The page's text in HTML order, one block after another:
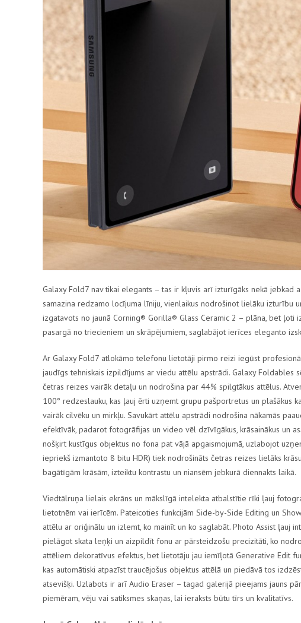
Galaxy Fold7 nav tikai elegants – tas ir kļuvis arī izturīgāks nekā jebkad
samazina redzamo locījuma līniju, vienlaikus nodrošinot lielāku izturību
izgatavots no jaunā Corning® Gorilla® Glass Ceramic 2 – plāna, bet ļoti
pasargā no triecieniem un skrāpējumiem, saglabājot ierīces eleganto
Ar Galaxy Fold7 atlokāmo telefonu lietotāji pirmo reizi iegūst
jaudīgs tehniskais izpildījums ar viedu attēlu apstrādi. Galaxy Foldables
četras reizes vairāk detaļu un nodrošina par 44% spilgtākus attēlus.
100° redzeslauku, kas ļauj ērti uzņemt grupu pašportretus un plašākus
vairāk cilvēku un mirkļu. Savukārt attēlu apstrādi nodrošina nākamās
efektīvāk, padarot fotogrāfijas un video vēl dzīvīgākus, krāsainākus un
nošķirt kustīgus objektus no fona pat vājā apgaismojumā, uzlabojot
iepriekš izmantoto 8 bitu HDR) tiek nodrošināts četras reizes lielāks
bagātīgām krāsām, izteiktu kontrastu un niansēm jebkurā diennakts laikā.
Viedtālruņa lielais ekrāns un mākslīgā intelekta atbalstītie rīki ļauj
lietotnēm vai ierīcēm. Pateicoties funkcijām Side-by-Side Editing un
attēlu ar oriģinālu un izlemt, ko mainīt un ko saglabāt. Photo Assist ļauj
pielāgot skata leņķi un aizpildīt fonu ar pārsteidzošu precizitāti, ko
attēliem dekoratīvus efektus, bet lietotāju jau iemīļotā Generative Edit
kas automātiski atpazīst traucējošus objektus attēlā un piedāvā tos
atsevišķi. Uzlabots ir arī Audio Eraser – tagad galerijā pieejams jauns
piemēram, vēju vai satiksmes skaņas, lai ieraksts būtu tīrs un kvalitatīvs.